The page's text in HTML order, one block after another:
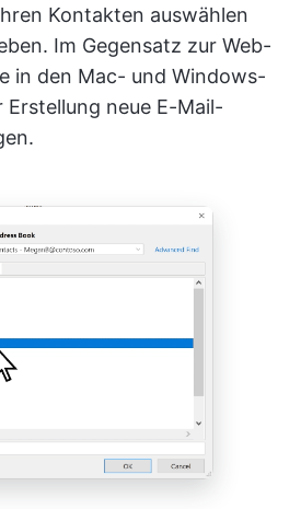
Kontakten auswählen
Im Gegensatz zur Web-
in den Mac- und Windows-
neue E-Mail-